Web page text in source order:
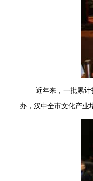
近年来，一批累
办，汉中全市文化产业